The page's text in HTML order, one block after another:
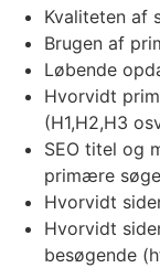
Kvaliteten af
Brugen af
Løbende
Hvorvidt
(H1,H2,H3
SEO titel og
primære
Hvorvidt
Hvorvidt
besøgende